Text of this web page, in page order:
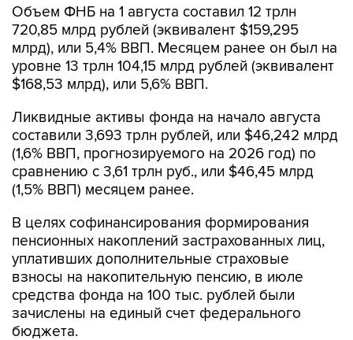
Объем ФНБ на 1 августа составил 12 трлн
720,85 млрд рублей (эквивалент $159,295
млрд), или 5,4% ВВП. Месяцем ранее он был на
уровне 13 трлн 104,15 млрд рублей (эквивалент
$168,53 млрд), или 5,6% ВВП.
Ликвидные активы фонда на начало августа
составили 3,693 трлн рублей, или $46,242 млрд
(1,6% ВВП, прогнозируемого на 2026 год) по
сравнению с 3,61 трлн руб., или $46,45 млрд
(1,5% ВВП) месяцем ранее.
В целях софинансирования формирования
пенсионных накоплений застрахованных лиц,
уплативших дополнительные страховые
взносы на накопительную пенсию, в июле
средства фонда на 100 тыс. рублей были
зачислены на единый счет федерального
бюджета.